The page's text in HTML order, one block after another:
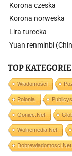
Korona czeska
Korona norweska
Lira turecka
Yuan renminbi
TOP KATEGORIE
Wiadomości
Polonia
Goniec.net
Wolnemedia.net